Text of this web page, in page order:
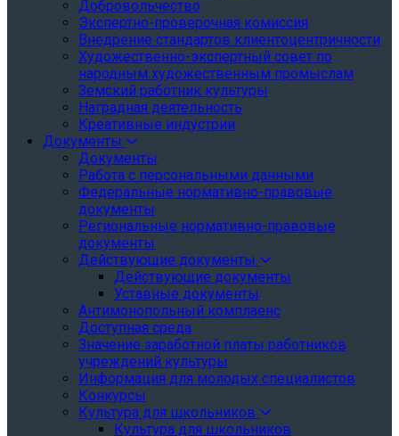
Добровольчество
Экспертно-проверочная комиссия
Внедрение стандартов клиентоцентричности
Художественно-экспертный совет по
народным художественным промыслам
Земский работник культуры
Наградная деятельность
Креативные индустрии
Документы
Документы
Работа с персональными данными
Федеральные нормативно-правовые
документы
Региональные нормативно-правовые
документы
Действующие документы
Действующие документы
Уставные документы
Антимонопольный комплаенс
Доступная среда
Значение заработной платы работников
учреждений культуры
Информация для молодых специалистов
Конкурсы
Культура для школьников
Культура для школьников